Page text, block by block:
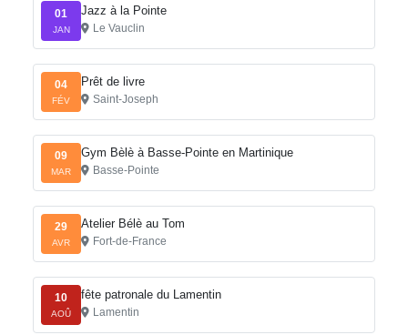
01
JAN
Jazz à la Pointe
Le Vauclin
04
FÉV
Prêt de livre
Saint-Joseph
09
MAR
Gym Bèlè à Basse-Pointe en Martinique
Basse-Pointe
29
AVR
Atelier Bélè au Tom
Fort-de-France
10
AOÛ
fête patronale du Lamentin
Lamentin